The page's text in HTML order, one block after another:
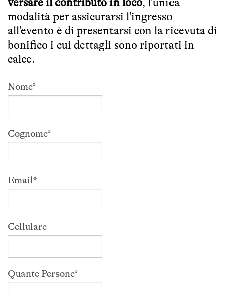
modalità per assicurarsi l'ingresso
all'evento è di presentarsi con la ricevuta di
bonifico i cui dettagli sono riportati in
calce.
Nome*
Cognome*
Email*
Cellulare
Quante Persone*